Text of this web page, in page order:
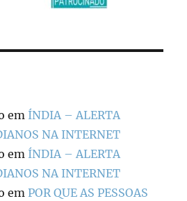
em ÍNDIA – ALERTA
NA INTERNET
em ÍNDIA – ALERTA
NA INTERNET
emPOR QUE AS PESSOAS